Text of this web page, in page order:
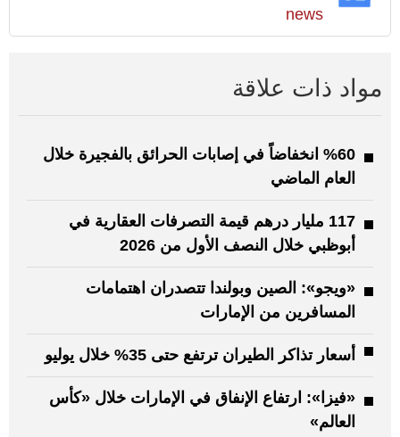
news
مواد ذات علاقة
%60 انخفاضاً في إصابات الحرائق بالفجيرة خلال
العام الماضي
117 مليار درهم قيمة التصرفات العقارية في
أبوظبي خلال النصف الأول من 2026
«ويجو»: الصين وبولندا تتصدران اهتمامات
المسافرين من الإمارات
أسعار تذاكر الطيران ترتفع حتى 35% خلال يوليو
«فيزا»: ارتفاع الإنفاق في الإمارات خلال «كأس
العالم»